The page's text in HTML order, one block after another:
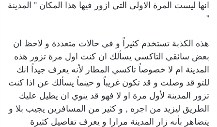
انها ليست المرة الاولى التي ازور فيها هذا المكان ” المدينة
”
هذه الكذبة تستخدم كثيراً و في حالات متعددة و لاحظ ان
بعض سائقي التاكسي يسألك ان كنت اول مرة تزور هذه
المدينة ام لا خصوصاً تاكسي المطار لأنه يعرف جيداً انك
للتو قد وصلت و قد تكون غريباً و حينماً يسألك عن اذا كنت
تزور المدينة لأول مرة او لا فهو قد ينوي ان يطيل عليك
الطريق ليزيد من اجره , و كثير من المسافرين يجيب بلا و
يتضاهر بأنه زار المدينة مرارا و يعرف تفاصيل كثيرة